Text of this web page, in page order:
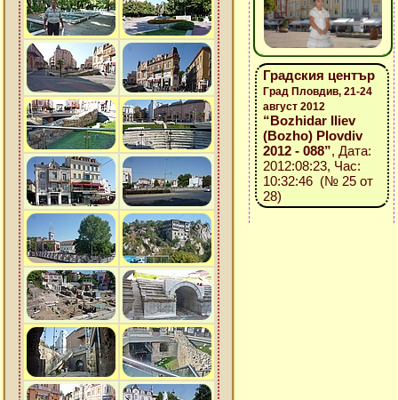
Градския център
Град Пловдив, 21-24
август 2012
“Bozhidar Iliev
(Bozho) Plovdiv
2012 - 088”, Дата:
2012:08:23, Час:
10:32:46 (№ 25 от
28)